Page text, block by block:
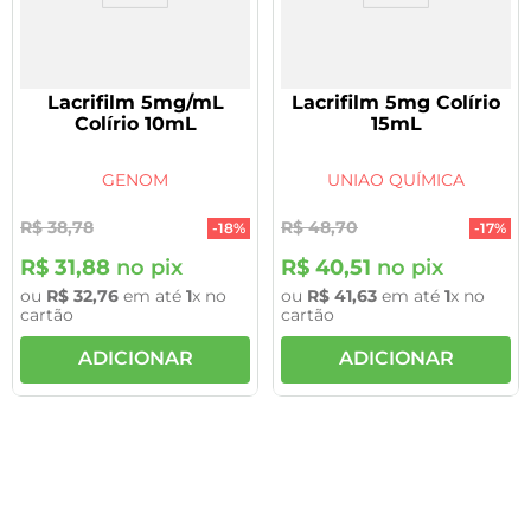
Lacrifilm 5mg/mL
Colírio 10mL
GENOM
R$ 38,78 -18%
R$ 31,88 no pix
ou R$ 32,76 em até 1x no
cartão
ADICIONAR
Lacrifilm 5mg Colírio
15mL
UNIAO QUÍMICA
R$ 48,70 -17%
R$ 40,51 no pix
ou R$ 41,63 em até 1x no
cartão
ADICIONAR